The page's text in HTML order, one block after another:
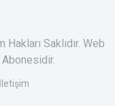
Saklıdır. Web
İletişim